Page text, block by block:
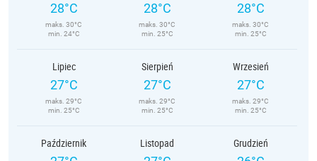
28°C
maks. 30°C
min. 24°C
28°C
maks. 30°C
min. 25°C
28°C
maks. 30°C
min. 25°C
Lipiec
27°C
maks. 29°C
min. 25°C
Sierpień
27°C
maks. 29°C
min. 25°C
Wrzesień
27°C
maks. 29°C
min. 25°C
Październik Listopad Grudzień